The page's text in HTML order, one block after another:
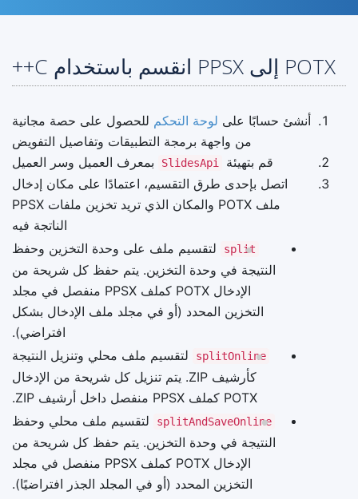
POTX إلى PPSX انقسم باستخدام C++
أنشئ حسابًا على لوحة التحكم للحصول على حصة مجانية
من واجهة برمجة التطبيقات وتفاصيل التفويض
قم بتهيئة
SlidesApi
بمعرف العميل وسر العميل
اتصل بإحدى طرق التقسيم، اعتمادًا على مكان إدخال
ملف POTX والمكان الذي تريد تخزين ملفات PPSX
الناتجة فيه
split
لتقسيم ملف على وحدة التخزين وحفظ
النتيجة في وحدة التخزين. يتم حفظ كل شريحة من
الإدخال POTX كملف PPSX منفصل في مجلد
التخزين المحدد (أو في مجلد ملف الإدخال بشكل
افتراضي).
splitOnline
لتقسيم ملف محلي وتنزيل النتيجة
كأرشيف ZIP. يتم تنزيل كل شريحة من الإدخال
POTX كملف PPSX منفصل داخل أرشيف ZIP.
splitAndSaveOnline
لتقسيم ملف محلي وحفظ
النتيجة في وحدة التخزين. يتم حفظ كل شريحة من
الإدخال POTX كملف PPSX منفصل في مجلد
التخزين المحدد (أو في المجلد الجذر افتراضيًا).